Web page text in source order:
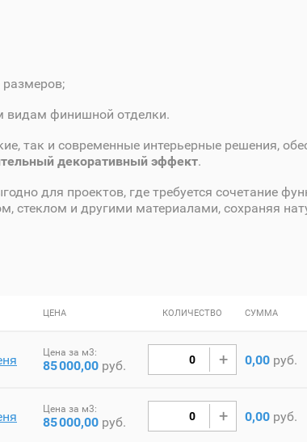
видам финишной отделки.
так и современные интерьерные решения,
декоративный эффект.
для проектов, где требуется сочетание
стеклом и другими материалами, сохраняя
ЦЕНА КОЛИЧЕСТВО СУММА
Цена за м3:
85000,00 руб. 0,00 руб.
Цена за м3:
85000,00 руб. 0,00 руб.